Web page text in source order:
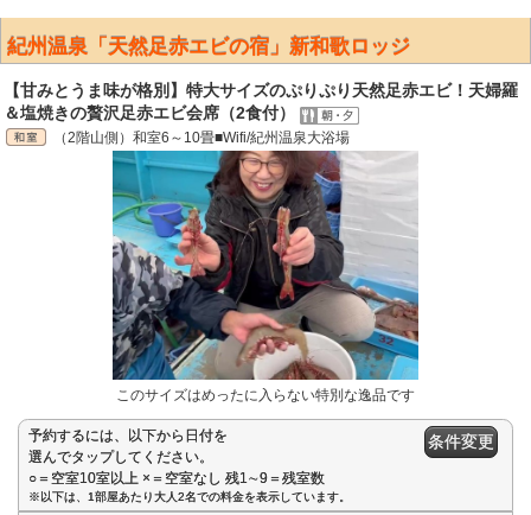
紀州温泉「天然足赤エビの宿」新和歌ロッジ
【甘みとうま味が格別】特大サイズのぷりぷり天然足赤エビ！天婦羅
＆塩焼きの贅沢足赤エビ会席（2食付）
（2階山側）和室6～10畳■Wifi/紀州温泉大浴場
このサイズはめったに入らない特別な逸品です
予約するには、以下から日付を
選んでタップしてください。
○＝空室10室以上 ×＝空室なし 残1∼9＝残室数
条件変更
※以下は、1部屋あたり大人2名での料金を表示しています。